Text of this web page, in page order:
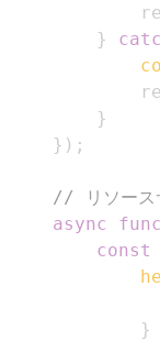
}
}
} ) ;
// リソース
async
const
}